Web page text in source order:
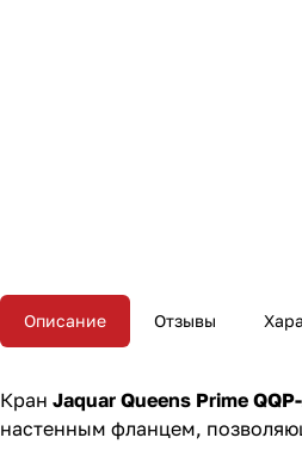
Описание Отзывы
Кран Jaquar Queens Prime
настенным фланцем,